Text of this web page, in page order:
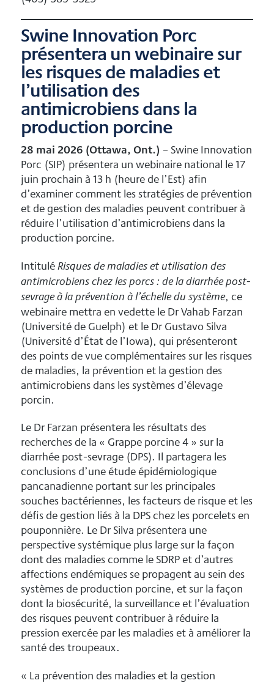
Swine Innovation Porc
présentera un webinaire sur
les risques de maladies et
l’utilisation des
antimicrobiens dans la
production porcine
28 mai 2026 (Ottawa, Ont.) – Swine Innovation
Porc (SIP) présentera un webinaire national le 17
juin prochain à 13 h (heure de l’Est) afin
d’examiner comment les stratégies de prévention
et de gestion des maladies peuvent contribuer à
réduire l’utilisation d’antimicrobiens dans la
production porcine.
IntituléRisques de maladies et utilisation des
antimicrobiens chez les porcs : de la diarrhée post-
sevrage à la prévention à l’échelle du système, ce
webinaire mettra en vedette le Dr Vahab Farzan
(Université de Guelph) et le Dr Gustavo Silva
(Université d’État de l’Iowa), qui présenteront
des points de vue complémentaires sur les risques
de maladies, la prévention et la gestion des
antimicrobiens dans les systèmes d’élevage
porcin.
Le Dr Farzan présentera les résultats des
recherches de la « Grappe porcine 4 » sur la
diarrhée post-sevrage (DPS). Il partagera les
conclusions d’une étude épidémiologique
pancanadienne portant sur les principales
souches bactériennes, les facteurs de risque et les
défis de gestion liés à la DPS chez les porcelets en
pouponnière. Le Dr Silva présentera une
perspective systémique plus large sur la façon
dont des maladies comme le SDRP et d’autres
affections endémiques se propagent au sein des
systèmes de production porcine, et sur la façon
dont la biosécurité, la surveillance et l’évaluation
des risques peuvent contribuer à réduire la
pression exercée par les maladies et à améliorer la
santé des troupeaux.
« La prévention des maladies et la gestion